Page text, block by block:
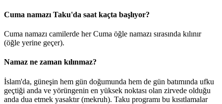
Cuma namazı Taku'da saat kaçta başlıyor?
Cuma namazı camilerde her Cuma öğle namazı sırasında kılınır
(öğle yerine geçer).
Namaz ne zaman kılınmaz?
İslam'da, güneşin hem gün doğumunda hem de gün batımında ufku
geçtiği anda ve yörüngenin en yüksek noktası olan zirvede olduğu
anda dua etmek yasaktır (mekruh). Taku programı bu kısıtlamalar